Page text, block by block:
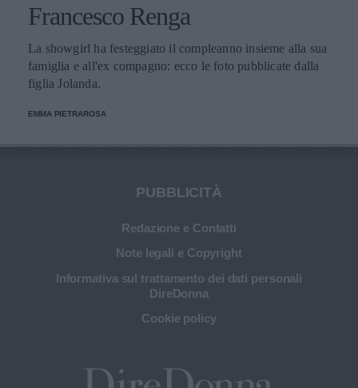
Francesco Renga
La showgirl ha festeggiato il compleanno insieme alla sua
famiglia e all'ex compagno: ecco le foto pubblicate dalla
figlia Jolanda.
EMMA PIETRAROSA
PUBBLICITÀ
Redazione e Contatti
Note legali e Copyright
Informativa sul trattamento dei dati personali
DireDonna
Cookie policy